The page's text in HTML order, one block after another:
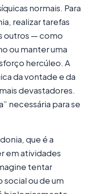
normais. Para
realizar tarefas
outros — como
ou manter uma
hercúleo. A
da vontade e da
devastadores.
necessária para se
que é a
em atividades
tentar
ou de um